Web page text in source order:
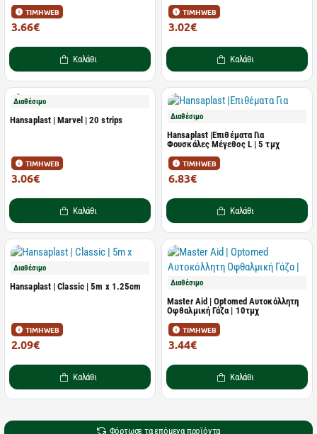
ΤΙΜΗ WEB
3.66€
Καλάθι
ΤΙΜΗ WEB
3.02€
Καλάθι
Διαθέσιμο
Ηansaplast | Marvel | 20 strips
ΤΙΜΗ WEB
3.06€
Καλάθι
Διαθέσιμο
Hansaplast |Επιθέματα Για
Φουσκάλες Μέγεθος L | 5 τμχ
ΤΙΜΗ WEB
6.83€
Καλάθι
Διαθέσιμο
Hansaplast | Classic | 5m x 1.25cm
ΤΙΜΗ WEB
2.09€
Καλάθι
Διαθέσιμο
Master Aid | Optomed Αυτοκόλλητη
Οφθαλμική Γάζα | 10τμχ
ΤΙΜΗ WEB
3.44€
Καλάθι
Φόρτωσε τα επόμενα προϊόντα